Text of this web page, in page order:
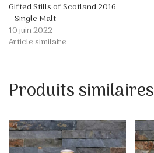
Gifted Stills of Scotland 2016
– Single Malt
10 juin 2022
Article similaire
Produits similaires